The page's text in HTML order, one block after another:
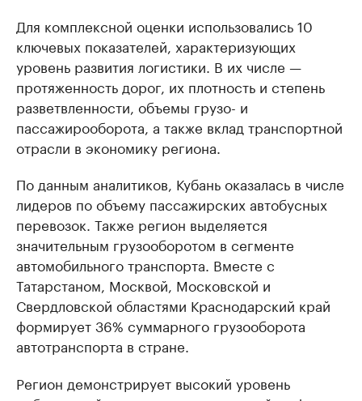
Для комплексной оценки использовались 10
ключевых показателей, характеризующих
уровень развития логистики. В их числе —
протяженность дорог, их плотность и степень
разветвленности, объемы грузо- и
пассажирооборота, а также вклад транспортной
отрасли в экономику региона.
По данным аналитиков, Кубань оказалась в числе
лидеров по объему пассажирских автобусных
перевозок. Также регион выделяется
значительным грузооборотом в сегменте
автомобильного транспорта. Вместе с
Татарстаном, Москвой, Московской и
Свердловской областями Краснодарский край
формирует 36% суммарного грузооборота
автотранспорта в стране.
Регион демонстрирует высокий уровень